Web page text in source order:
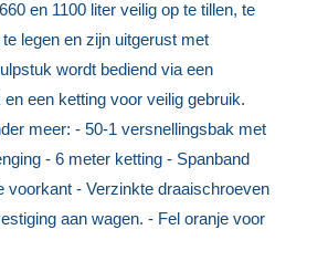
en 1100 liter veilig op te tillen, te
legen en zijn uitgerust met
wordt bediend via een
een ketting voor veilig gebruik.
meer: - 50-1 versnellingsbak met
- 6 meter ketting - Spanband
voorkant - Verzinkte draaischroeven
aan wagen. - Fel oranje voor